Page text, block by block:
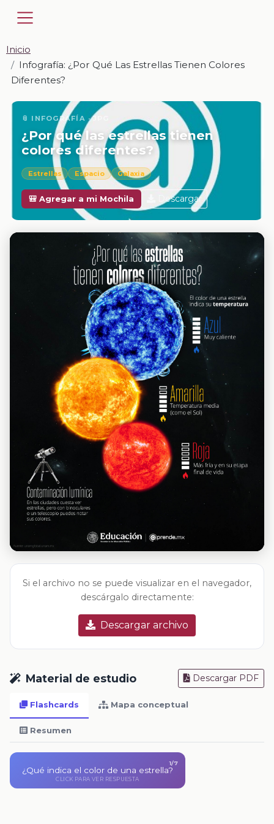
Inicio
Infografía: ¿Por Qué Las Estrellas Tienen Colores
Diferentes?
📎 INFOGRAFÍA · JPG
¿Por qué las estrellas tienen
colores diferentes?
Estrellas Espacio Galaxia
🎒 Agregar a mi Mochila Descargar
Si el archivo no se puede visualizar en el navegador,
descárgalo directamente:
Descargar archivo
Material de estudio Descargar PDF
Flashcards Mapa conceptual
Resumen
1/7
¿Qué indica el color de una estrella?
CLICK PARA VER RESPUESTA
El color de una estrella indica su temperatura.
CLICK PARA VOLVER